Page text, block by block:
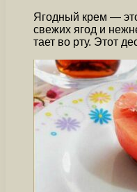
Ягодный крем —
свежих ягод и
тает во рту. Этот